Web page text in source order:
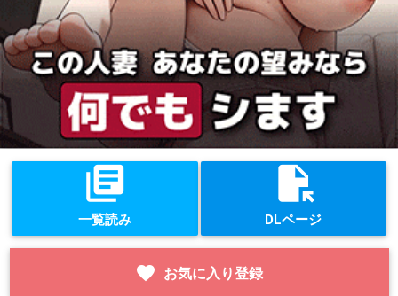
library_books
一覧読み
file_open
DLページ
favorite お気に入り登録